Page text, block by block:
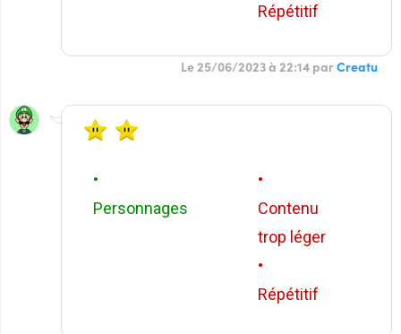
Répétitif
Le 25/06/2023 à 22:14 parCreatu
•
Personnages
•
Contenu
trop léger
•
Répétitif